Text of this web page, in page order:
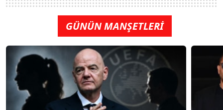
GÜNÜN MANŞETLERİ